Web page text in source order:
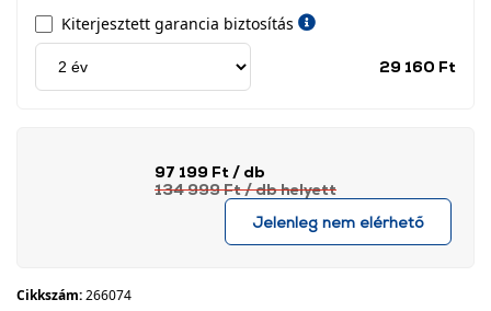
Kiterjesztett garancia biztosítás
29 160 Ft
97 199 Ft / db
134 999 Ft/ dbhelyett
Jelenleg nem elérhető
Cikkszám:266074